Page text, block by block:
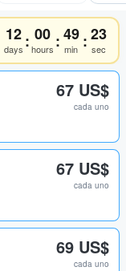
12
days : 00
hours :49
min :23
sec
67 US$
cada uno
67 US$
cada uno
69 US$
cada uno